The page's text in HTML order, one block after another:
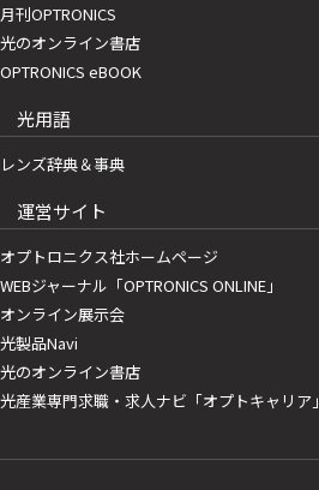
月刊OPTRONICS
光のオンライン書店
OPTRONICS eBOOK
光用語
レンズ辞典＆事典
運営サイト
オプトロニクス社ホームページ
WEBジャーナル「OPTRONICS ONLINE」
オンライン展示会
光製品Navi
光のオンライン書店
光産業専門求職・求人ナビ「オプトキャリア」